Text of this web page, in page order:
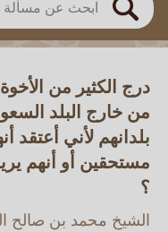
بحث
درج الكثير من
من خارج البلد
بلدانهم لأني أعتقد
مستحقين أو أنهم
؟
الشيخ محمد بن صالح